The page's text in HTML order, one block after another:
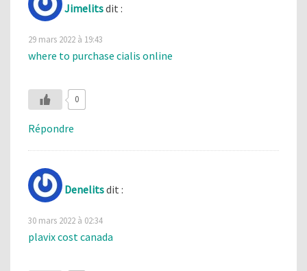
Jimelitsdit :
29 mars 2022 à 19:43
where to purchase cialis online
0
Répondre
Denelitsdit :
30 mars 2022 à 02:34
plavix cost canada